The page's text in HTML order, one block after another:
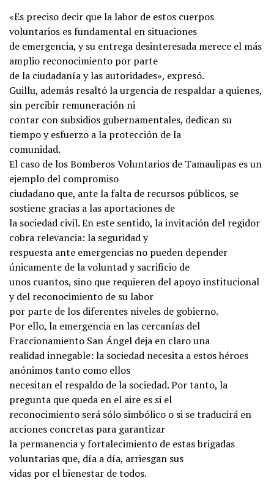
«Es preciso decir que la labor de estos cuerpos
voluntarios es fundamental en situaciones
de emergencia, y su entrega desinteresada merece el más
amplio reconocimiento por parte
de la ciudadanía y las autoridades», expresó.
Guillu, además resaltó la urgencia de respaldar a quienes,
sin percibir remuneración ni
contar con subsidios gubernamentales, dedican su
tiempo y esfuerzo a la protección de la
comunidad.
El caso de los Bomberos Voluntarios de Tamaulipas es un
ejemplo del compromiso
ciudadano que, ante la falta de recursos públicos, se
sostiene gracias a las aportaciones de
la sociedad civil. En este sentido, la invitación del regidor
cobra relevancia: la seguridad y
respuesta ante emergencias no pueden depender
únicamente de la voluntad y sacrificio de
unos cuantos, sino que requieren del apoyo institucional
y del reconocimiento de su labor
por parte de los diferentes niveles de gobierno.
Por ello, la emergencia en las cercanías del
Fraccionamiento San Ángel deja en claro una
realidad innegable: la sociedad necesita a estos héroes
anónimos tanto como ellos
necesitan el respaldo de la sociedad. Por tanto, la
pregunta que queda en el aire es si el
reconocimiento será sólo simbólico o si se traducirá en
acciones concretas para garantizar
la permanencia y fortalecimiento de estas brigadas
voluntarias que, día a día, arriesgan sus
vidas por el bienestar de todos.